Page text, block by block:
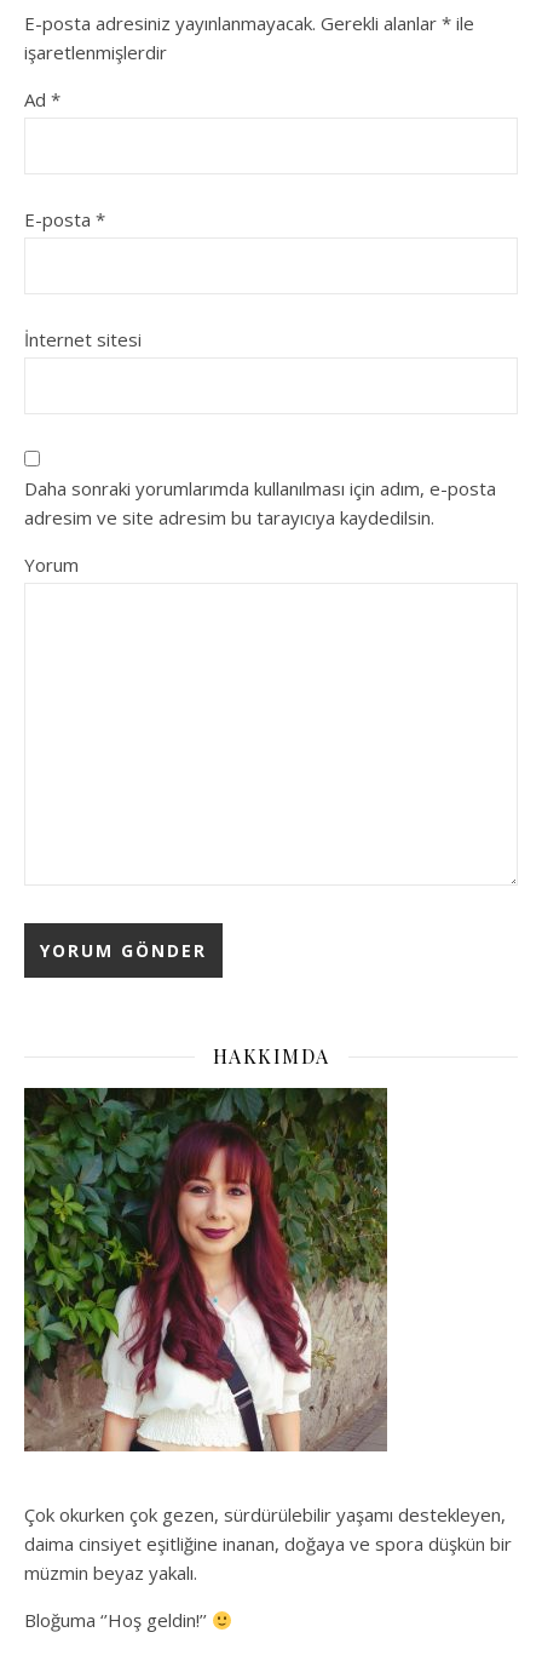
E-posta adresiniz yayınlanmayacak. Gerekli alanlar * ile
işaretlenmişlerdir
Ad *
E-posta *
İnternet sitesi
Daha sonraki yorumlarımda kullanılması için adım, e-posta
adresim ve site adresim bu tarayıcıya kaydedilsin.
Yorum
HAKKIMDA
Çok okurken çok gezen, sürdürülebilir yaşamı destekleyen,
daima cinsiyet eşitliğine inanan, doğaya ve spora düşkün bir
müzmin beyaz yakalı.
Bloğuma ‘’Hoş geldin!’’